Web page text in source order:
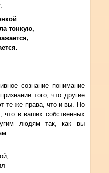
тонкую,
сознание понимание
того, что другие
те же права, что и вы. Но
в ваших собственных
людям так, как вы